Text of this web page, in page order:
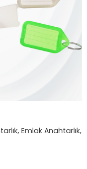
Emlak Anahtarlık,